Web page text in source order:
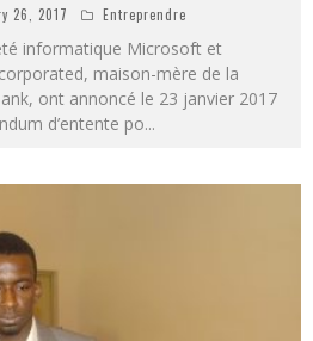
26, 2017 Entreprendre
informatique Microsoft et
maison-mère de la
ont annoncé le 23 janvier 2017
d’entente po...